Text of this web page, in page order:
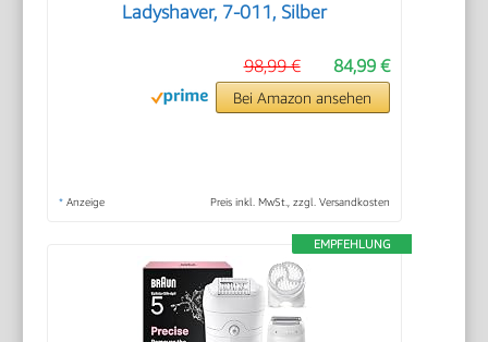
Ladyshaver, 7-011, Silber
84,99 €
98,99 €
Bei Amazon ansehen
* Anzeige Preis inkl. MwSt., zzgl. Versandkosten
EMPFEHLUNG